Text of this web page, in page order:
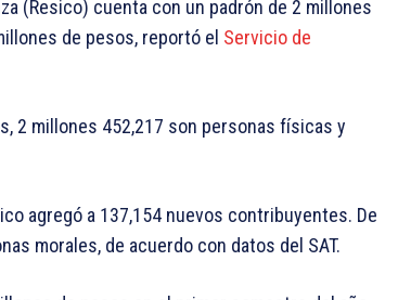
(Resico) cuenta con un padrón de 2 millones
de pesos, reportó el Servicio de
2 millones 452,217 son personas físicas y
agregó a 137,154 nuevos contribuyentes. De
morales, de acuerdo con datos del SAT.